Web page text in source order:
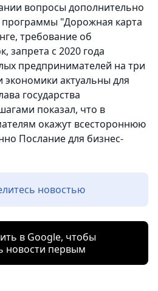
вопросы дополнительно
"Дорожная карта
требование об
запрета с 2020 года
предпринимателей на три
экономики актуальны для
государства
показал, что в
окажут всестороннюю
Послание для бизнес-
новостью
в Google, чтобы
новости первым